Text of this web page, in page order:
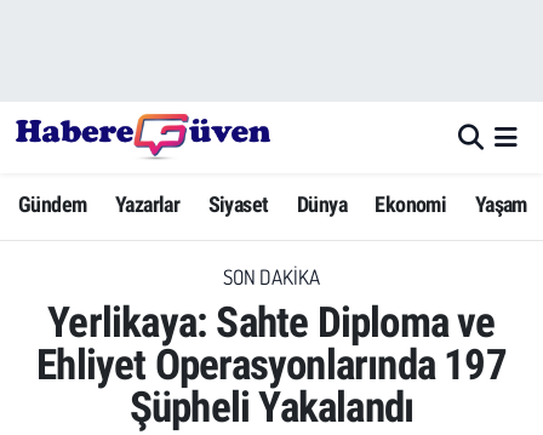
Gündem Yazarlar Siyaset Dünya Ekonomi Yaşam
SON DAKIKA
Yerlikaya: Sahte Diploma ve
Ehliyet Operasyonlarında 197
Şüpheli Yakalandı
Yazarlar
Dünya
Ekonomi
Hava Durumu
Trafik Durumu
Süper Lig Puan Durumu ve Fikstür
Tüm Manşetler
Son Dakika Haberleri